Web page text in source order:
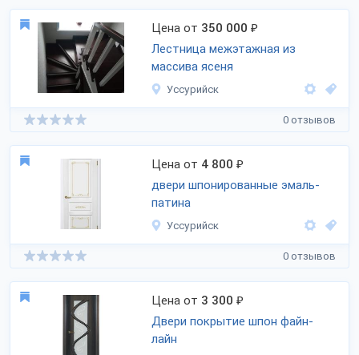
Цена от 350 000 ₽
Лестница межэтажная из
массива ясеня
Уссурийск
0 отзывов
Цена от 4 800 ₽
двери шпонированные эмаль-
патина
Уссурийск
0 отзывов
Цена от 3 300 ₽
Двери покрытие шпон файн-
лайн